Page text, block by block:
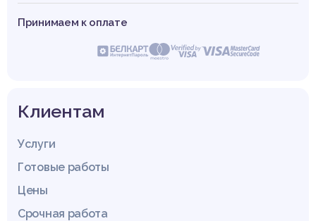
Принимаем к оплате
Клиентам
Услуги
Готовые работы
Цены
Срочная работа